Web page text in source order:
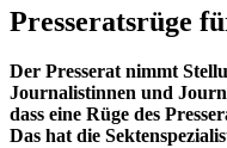
Presseratsrüge
Der Presserat nimmt
Journalistinnen und
dass eine Rüge des
Das hat die